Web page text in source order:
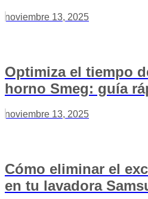
noviembre 13, 2025
Optimiza el tiempo
horno Smeg: guía
noviembre 13, 2025
Cómo eliminar el
en tu lavadora